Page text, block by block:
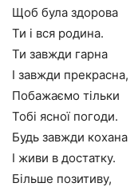
Щоб була здорова
Ти і вся родина.
Ти завжди гарна
І завжди прекрасна,
Побажаємо тільки
Тобі ясної погоди.
Будь завжди кохана
І живи в достатку.
Більше позитиву,